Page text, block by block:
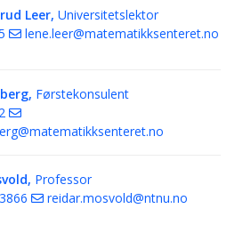
Leer, Universitetslektor
lene.leer@matematikksenteret.no
Førstekonsulent
Professor
reidar.mosvold@ntnu.no